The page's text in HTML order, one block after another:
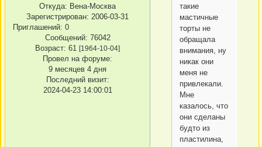
Откуда: Вена-Москва
Зарегистрирован: 2006-03-31
Приглашений: 0
Сообщений: 76042
Возраст: 61 [1964-10-04]
Провел на форуме:
9 месяцев 4 дня
Последний визит:
2024-04-23 14:00:01
такие
мастичные
торты не
обращала
внимания, ну
никак они
меня не
привлекали.
Мне
казалось, что
они сделаны
будто из
пластилина,